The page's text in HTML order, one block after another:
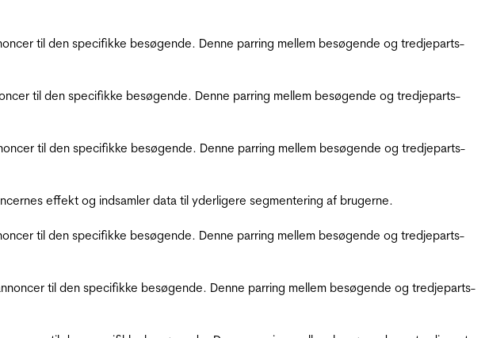
til den specifikke besøgende. Denne parring mellem besøgende og tredjeparts-
til den specifikke besøgende. Denne parring mellem besøgende og tredjeparts-
til den specifikke besøgende. Denne parring mellem besøgende og tredjeparts-
effekt og indsamler data til yderligere segmentering af brugerne.
til den specifikke besøgende. Denne parring mellem besøgende og tredjeparts-
til den specifikke besøgende. Denne parring mellem besøgende og tredjeparts-